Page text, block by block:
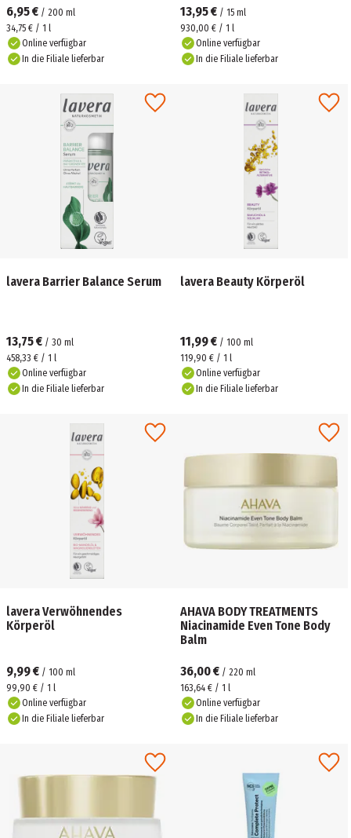
6,95 € / 200 ml
34,75 € / 1 l
Online verfügbar
In die Filiale lieferbar
13,95 € / 15 ml
930,00 € / 1 l
Online verfügbar
In die Filiale lieferbar
lavera Barrier Balance Serum
13,75 € / 30 ml
458,33 € / 1 l
Online verfügbar
In die Filiale lieferbar
lavera Beauty Körperöl
11,99 € / 100 ml
119,90 € / 1 l
Online verfügbar
In die Filiale lieferbar
lavera Verwöhnendes
Körperöl
9,99 € / 100 ml
99,90 € / 1 l
Online verfügbar
In die Filiale lieferbar
AHAVA BODY TREATMENTS
Niacinamide Even Tone Body
Balm
36,00 € / 220 ml
163,64 € / 1 l
Online verfügbar
In die Filiale lieferbar